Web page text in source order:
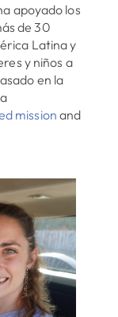
apoyado los
de 30
Latina y
y niños a
en la
mission and